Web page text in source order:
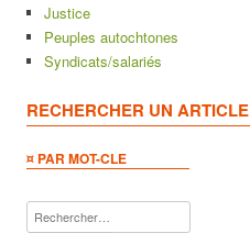
Justice
Peuples autochtones
Syndicats/salariés
RECHERCHER UN ARTICLE
¤ PAR MOT-CLE
Rechercher :